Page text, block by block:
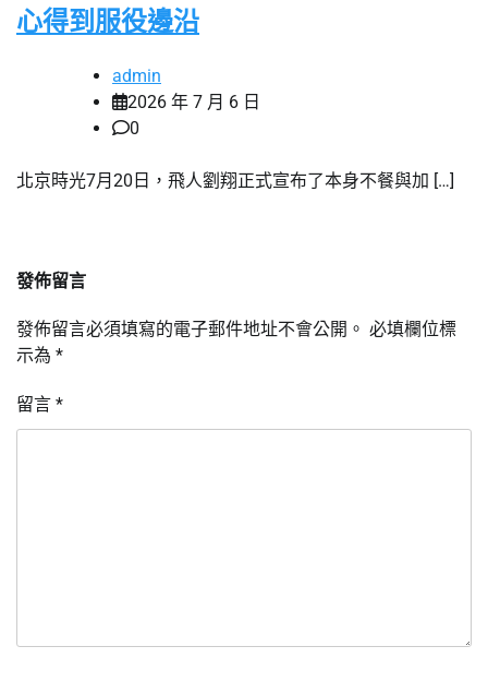
心得到服役邊沿
admin
2026 年 7 月 6 日
0
北京時光7月20日，飛人劉翔正式宣布了本身不餐與加 […]
發佈留言
發佈留言必須填寫的電子郵件地址不會公開。 必填欄位標
示為 *
留言 *